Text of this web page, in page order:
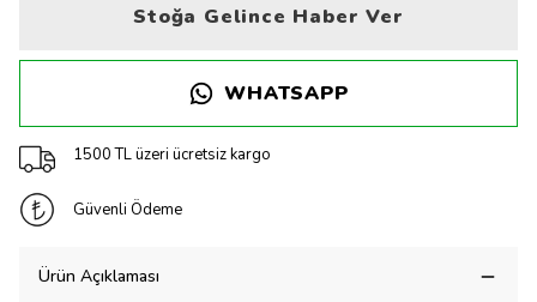
Stoğa Gelince Haber Ver
WHATSAPP
1500 TL üzeri ücretsiz kargo
Güvenli Ödeme
Ürün Açıklaması